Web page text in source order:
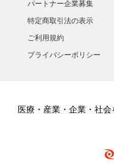
パートナー企業募集
特定商取引法の表示
ご利用規約
プライバシーポリシー
医療・産業・企業・社